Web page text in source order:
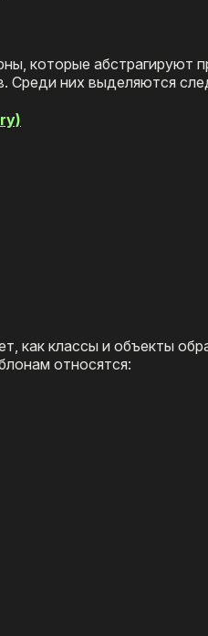
которые абстрагируют
Среди них выделяются
как классы и объекты
относятся: